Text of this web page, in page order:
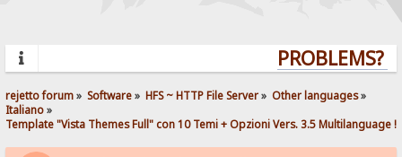
PROBLEMS?
rejetto forum» Software» HFS ~ HTTP File Server» Other languages»
Italiano»
Template "Vista Themes Full" con 10 Temi + Opzioni Vers. 3.5 Multilanguage !!